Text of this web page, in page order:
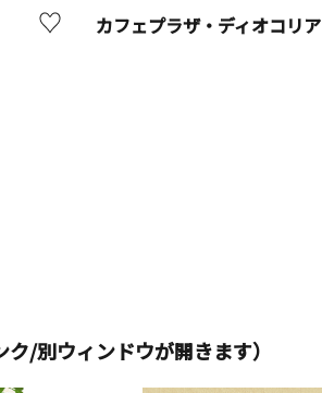
カフェプラザ・ディオコリア
ク/別ウィンドウが開きます）